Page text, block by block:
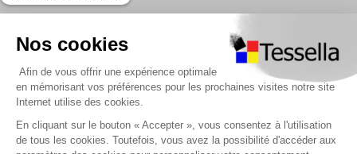
Nous contacter
À propos
Paiement sécurisé
Livraison | Retour client